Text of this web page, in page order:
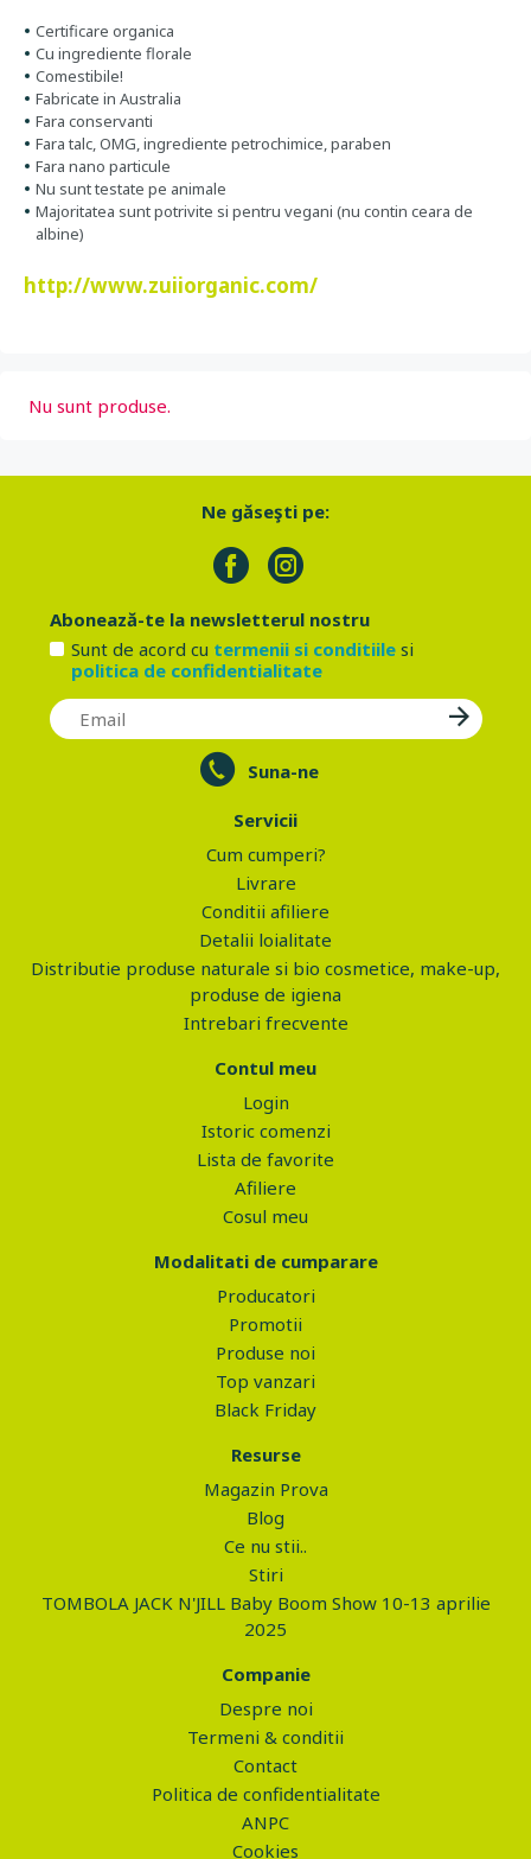
Certificare organica
Cu ingrediente florale
Comestibile!
Fabricate in Australia
Fara conservanti
Fara talc, OMG, ingrediente petrochimice, paraben
Fara nano particule
Nu sunt testate pe animale
Majoritatea sunt potrivite si pentru vegani (nu contin ceara de
albine)
http://www.zuiiorganic.com/
Nu sunt produse.
Ne găseşti pe:
Abonează-te la newsletterul nostru
Sunt de acord cu termenii si conditiilesi
politica de confidentialitate
Suna-ne
Servicii
Cum cumperi?
Livrare
Conditii afiliere
Detalii loialitate
Distributie produse naturale si bio cosmetice, make-up,
produse de igiena
Intrebari frecvente
Contul meu
Login
Istoric comenzi
Lista de favorite
Afiliere
Cosul meu
Modalitati de cumparare
Producatori
Promotii
Produse noi
Top vanzari
Black Friday
Resurse
Magazin Prova
Blog
Ce nu stii..
Stiri
TOMBOLA JACK N'JILL Baby Boom Show 10-13 aprilie
2025
Companie
Despre noi
Termeni & conditii
Contact
Politica de confidentialitate
ANPC
Cookies